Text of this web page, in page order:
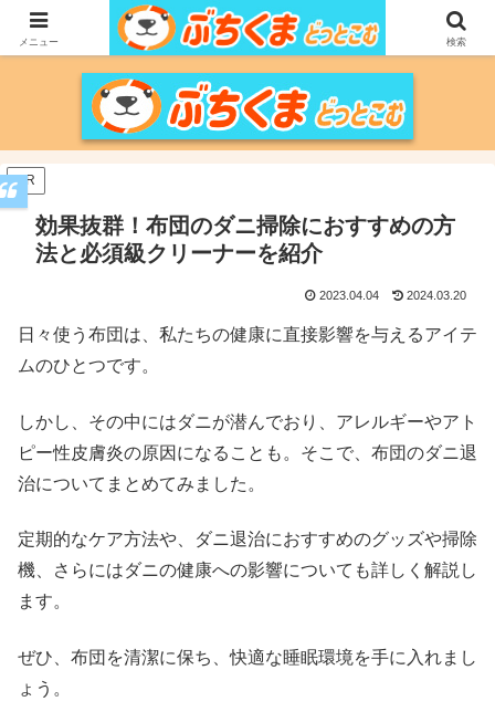
家づくりをメインに、家電、PC/MACなどのレビュー、育児、新潟の情報を気
の向くままに、気が済むまで調べ上げるブログです。
PR
効果抜群！布団のダニ掃除におすすめの方
法と必須級クリーナーを紹介
2023.04.04 2024.03.20
日々使う布団は、私たちの健康に直接影響を与えるアイテ
ムのひとつです。
しかし、その中にはダニが潜んでおり、アレルギーやアト
ピー性皮膚炎の原因になることも。そこで、布団のダニ退
治についてまとめてみました。
定期的なケア方法や、ダニ退治におすすめのグッズや掃除
機、さらにはダニの健康への影響についても詳しく解説し
ます。
ぜひ、布団を清潔に保ち、快適な睡眠環境を手に入れまし
ょう。
メニュー 検索